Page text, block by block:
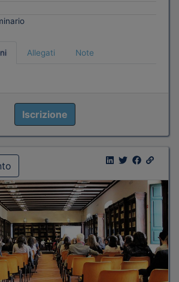
Allegati
Note
Iscrizione